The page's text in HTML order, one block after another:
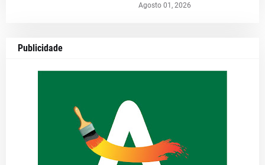
Agosto 01, 2026
Publicidade